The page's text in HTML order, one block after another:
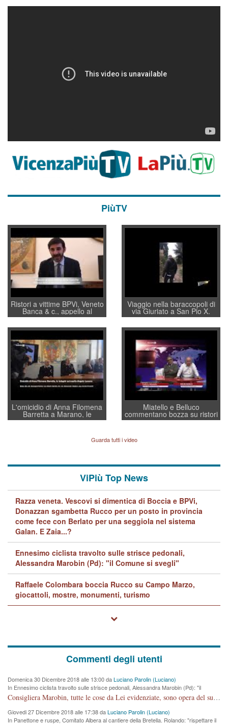
PiùTV
Ristori a vittime BPVi, Veneto
Banca & c., appello al
sottosegretario Alessio
Villarosa: per mettere ordine
convochi con Di Maio CNCU
a supporto della cabina di
regia al Mef
Viaggio nella baraccopoli di
via Giuriato a San Pio X.
Vicenza ai Vicentini: “faremo
un regalo di Natale ai
residenti”
L'omicidio di Anna Filomena
Barretta a Marano, le
indagini dei carabinieri di
quelle di... Barbara D'Urso
Miatello e Belluco
commentano bozza su ristori
BPVi e Veneto Banca
Guarda tutti i video
ViPiù Top News
Razza veneta. Vescovi si dimentica di Boccia e BPVi,
Donazzan sgambetta Rucco per un posto in provincia
come fece con Berlato per una seggiola nel sistema
Galan. E Zaia...?
Ennesimo ciclista travolto sulle strisce pedonali,
Alessandra Marobin (Pd): "il Comune si svegli"
Raffaele Colombara boccia Rucco su Campo Marzo,
giocattoli, mostre, monumenti, turismo
Commenti degli utenti
Domenica 30 Dicembre 2018 alle 13:00 daLuciano Parolin (Luciano)
In Ennesimo ciclista travolto sulle strisce pedonali, Alessandra Marobin (Pd): "il
Comune si svegli"
Consigliera Marobin, tutte le cose da Lei evidenziate, sono opera del suo ex Assessore e compagno di Partito Antonio Marco Dalla Pozza Assessore alla "progettazione" di piste ciclabili e altre porcherie. A lui manderei il conto da saldare per incidenti e danni alle persone. E' ora che "finiamola." Avete perso rassegnatevi. qui IL SINDACO RUCCO NON C'ENTRA PER NIENTE. CAPITO!!!!!!!! Amen.
Giovedi 27 Dicembre 2018 alle 17:38 daLuciano Parolin (Luciano)
In Panettone e ruspe, Comitato Albera al cantiere della Bretella. Rolando: "rispettare il